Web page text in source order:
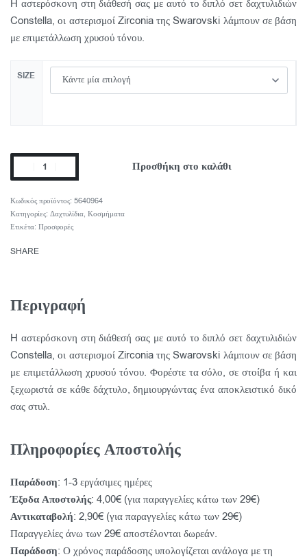
H αστερόσκονη στη διάθεσή σας με αυτό το διπλό σετ δαχτυλιδιών
Constella, οι αστερισμοί Zirconia της Swarovski λάμπουν σε βάση
με επιμετάλλωση χρυσού τόνου.
SIZE
Προσθήκη στο καλάθι
5640964
Κατηγορίες: Δαχτυλίδια, Κοσμήματα
Ετικέτα: Προσφορές
SHARE
Περιγραφή
H αστερόσκονη στη διάθεσή σας με αυτό το διπλό σετ δαχτυλιδιών
Constella, οι αστερισμοί Zirconia της Swarovski λάμπουν σε βάση
με επιμετάλλωση χρυσού τόνου. Φορέστε τα σόλο, σε στοίβα ή και
ξεχωριστά σε κάθε δάχτυλο, δημιουργώντας ένα αποκλειστικό δικό
σας στυλ.
Πληροφορίες Αποστολής
Παράδοση: 1-3 εργάσιμες ημέρες
Έξοδα Αποστολής: 4,00€ (για παραγγελίες κάτω των 29€)
Αντικαταβολή: 2,90€ (για παραγγελίες κάτω των 29€)
Παραγγελίες άνω των 29€ αποστέλονται δωρεάν.
Παράδοση: Ο χρόνος παράδοσης υπολογίζεται ανάλογα με τη